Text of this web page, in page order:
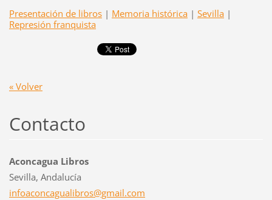
Presentación de libros | Memoria histórica | Sevilla |
Represión franquista
« Volver
Contacto
Aconcagua Libros
Sevilla, Andalucía
infoaconcagualibros@gmail.com